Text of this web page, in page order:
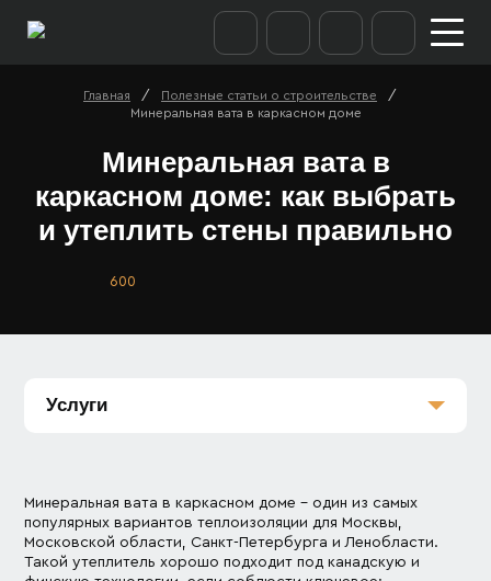
Главная / Полезные статьи о строительстве
/
Минеральная вата в каркасном доме
Минеральная вата в
каркасном доме: как выбрать
и утеплить стены правильно
600
Минеральная вата в каркасном доме – один из самых
популярных вариантов теплоизоляции для Москвы,
Московской области, Санкт-Петербурга и Ленобласти.
Такой утеплитель хорошо подходит под канадскую и
Услуги
Финские дома
Дачные дома